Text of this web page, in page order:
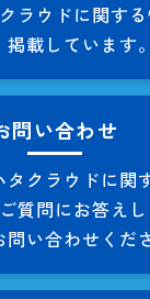
ラウドに関する
載しています。
問い合わせ
タクラウドに関
質問にお答えし
い合わせくだ